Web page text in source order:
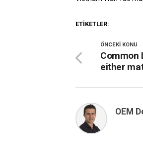
ETIKETLER:
ÖNCEKI KONU
Common
either
OEM